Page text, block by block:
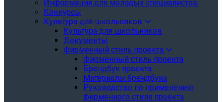
Информация для молодых специалистов
Конкурсы
Культура для школьников
Культура для школьников
Документы
Фирменный стиль проекта
Фирменный стиль проекта
Брендбук проекта
Материалы брендбука
Руководство по применению
фирменного стиля проекта